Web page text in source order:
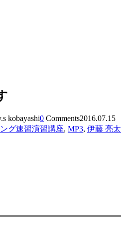
kobayashi0 Comments2016.07.15
グ速習演習講座, MP3, 伊藤 亮太